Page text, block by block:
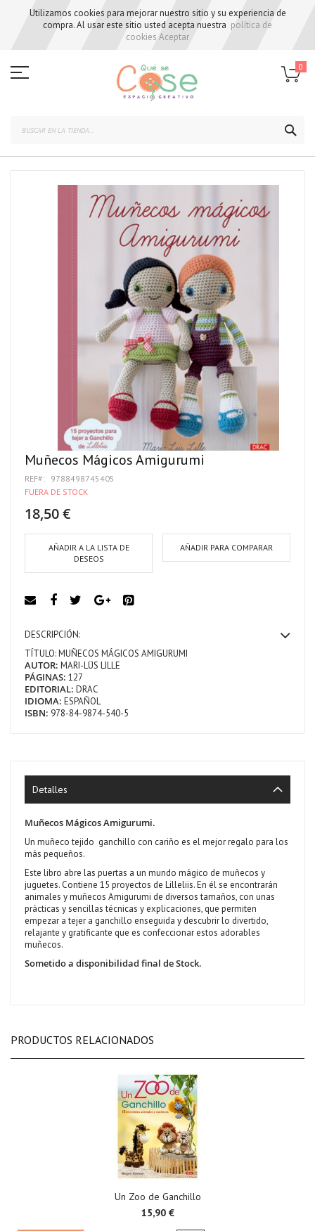
Utilizamos cookies para mejorar nuestro sitio y su experiencia de
compra. Al usar este sitio usted acepta nuestra política de
cookies Aceptar
to
Content
0
Muñecos Mágicos Amigurumi
REF
9788498745405
FUERA DE STOCK
18,50 €
AÑADIR A LA LISTA DE
DESEOS
AÑADIR PARA COMPARAR
DESCRIPCIÓN:
TÍTULO: MUÑECOS MÁGICOS AMIGURUMI
AUTOR: MARI-LÜS LILLE
PÁGINAS: 127
EDITORIAL: DRAC
IDIOMA: ESPAÑOL
ISBN: 978-84-9874-540-5
Detalles
Muñecos Mágicos Amigurumi.
Un muñeco tejido ganchillo con cariño es el mejor regalo para los
más pequeños.
Este libro abre las puertas a un mundo mágico de muñecos y
juguetes. Contiene 15 proyectos de Lilleliis. En él se encontrarán
animales y muñecos Amigurumi de diversos tamaños, con unas
prácticas y sencillas técnicas y explicaciones, que permiten
empezar a tejer a ganchillo enseguida y descubrir lo divertido,
relajante y gratificante que es confeccionar estos adorables
muñecos.
Sometido a disponibilidad final de Stock.
PRODUCTOS RELACIONADOS
Un Zoo de Ganchillo
15,90 €